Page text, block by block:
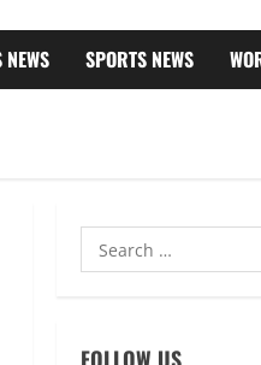
SPORTS NEWS
Search
for: